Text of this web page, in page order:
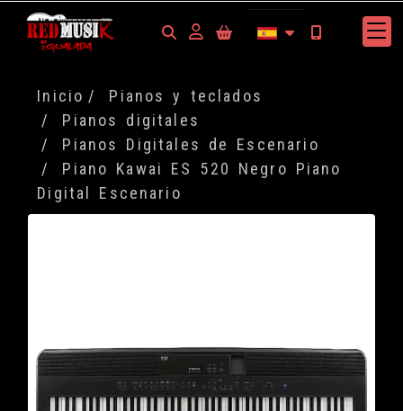
Identifícate
Inicio
Pianos y teclados
Pianos digitales
Pianos Digitales de Escenario
Piano Kawai ES 520 Negro Piano
Digital Escenario